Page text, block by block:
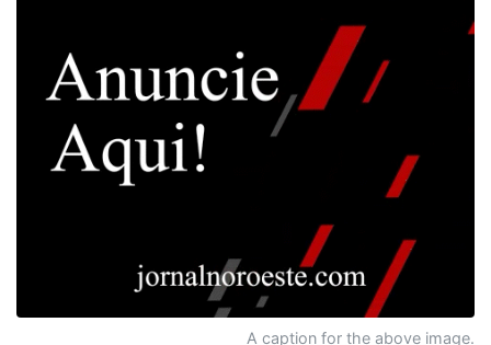
A caption for the above image.